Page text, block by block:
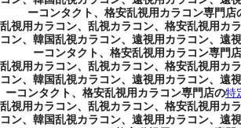
ーコンタクト、格安乱視用カラコン専門店
乱視用カラコン、乱視カラコン、格安乱視用カ
コン、韓国乱視カラコン、遠視用カラコン、遠
ーコンタクト、格安乱視用カラコン専門
乱視用カラコン、乱視カラコン、格安乱視用カ
コン、韓国乱視カラコン、遠視用カラコン、遠
ーコンタクト、格安乱視用カラコン専門店の特
乱視用カラコン、乱視カラコン、格安乱視用カ
コン、韓国乱視カラコン、遠視用カラコン、遠